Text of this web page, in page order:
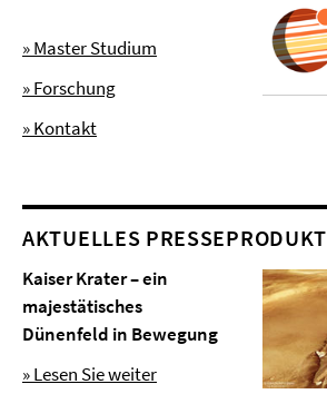
» Master Studium
» Forschung
» Kontakt
AKTUELLES PRESSEPRODUKT
Kaiser Krater – ein
majestätisches
Dünenfeld in Bewegung
» Lesen Sie weiter